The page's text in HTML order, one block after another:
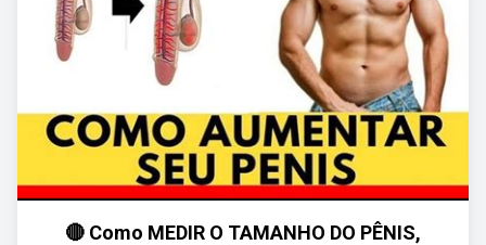
🔴 Como MEDIR O TAMANHO DO PÊNIS,